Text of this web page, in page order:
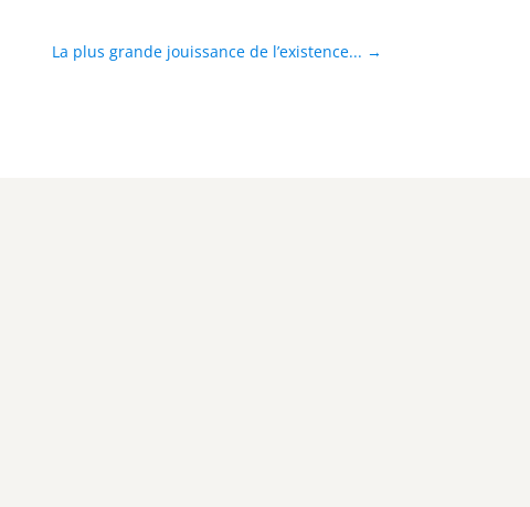
La plus grande jouissance de l’existence... →